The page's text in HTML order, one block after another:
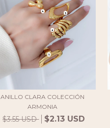
ANILLO CLARA COLECCIÓN
ARMONIA
$3.55 USD $2.13 USD